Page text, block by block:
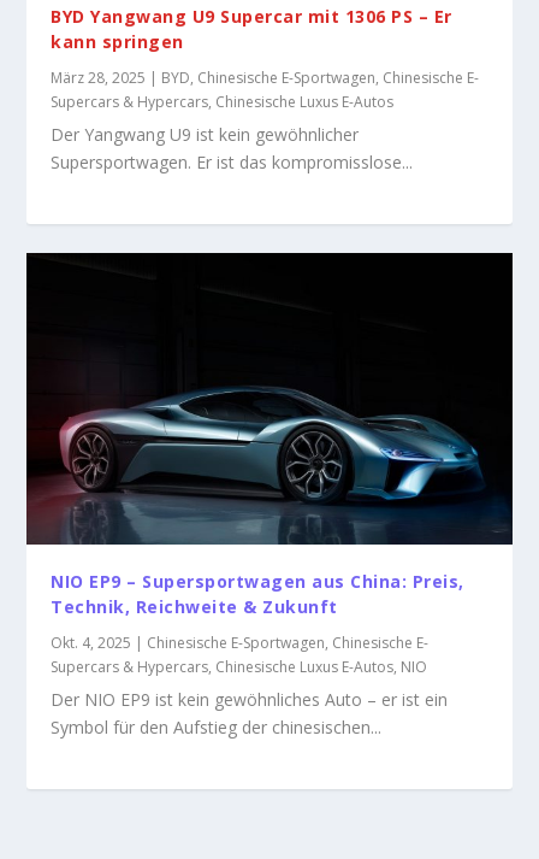
BYD Yangwang U9 Supercar mit 1306 PS – Er
kann springen
März 28, 2025 | BYD, Chinesische E-Sportwagen, Chinesische E-
Supercars & Hypercars, Chinesische Luxus E-Autos
Der Yangwang U9 ist kein gewöhnlicher
Supersportwagen. Er ist das kompromisslose...
NIO EP9 – Supersportwagen aus China: Preis,
Technik, Reichweite & Zukunft
Okt. 4, 2025 | Chinesische E-Sportwagen, Chinesische E-
Supercars & Hypercars, Chinesische Luxus E-Autos, NIO
Der NIO EP9 ist kein gewöhnliches Auto – er ist ein
Symbol für den Aufstieg der chinesischen...